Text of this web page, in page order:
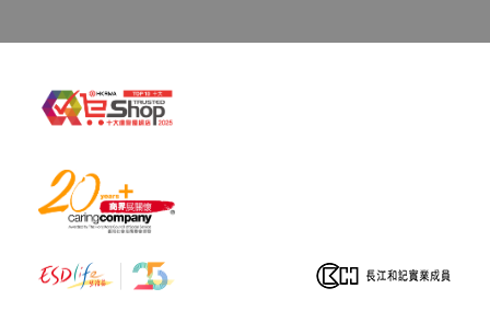
港怡醫院保留更改以上所有條款及細則的權利而毋
定權。